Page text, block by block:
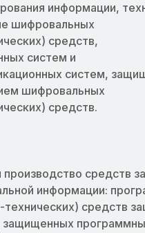
информации,
шифровальных
средств,
систем и
систем,
шифровальных
средств.
производство средств
информации:
средств
защищенных